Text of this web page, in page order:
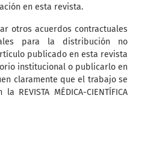
en esta revista.
otros acuerdos contractuales
para la distribución no
publicado en esta revista
institucional o publicarlo en
claramente que el trabajo se
MÉDICA-CIENTÍFICA